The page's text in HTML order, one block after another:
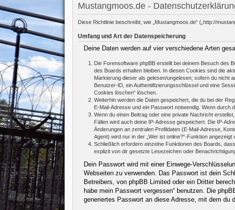
Mustangmoos.de -
Diese Richtlinie beschreibt, wie „Mustangmoos.de“ („http://
Umfang und Art der Datenspeicherung
Deine Daten werden auf vier verschiedene Arten
Die Forensoftware phpBB erstellt bei deinem Besuch des
des Boards erhalten bleiben. In diesen Cookies sind die
Markierung dieser als gelesen/ungelesen; sofern du nicht
Benutzer-ID, ein Authentifizierungsschlüssel und eine
Cookies löschen“ löschen.
Weiterhin werden die Daten gespeichert, die du bei der
E-Mail-Adresse und ein Passwort notwendig. Wenn durch
Wenn du einen Beitrag oder eine private Nachricht
Fällen wird auch deine IP-Adresse gespeichert. Die IP-
Änderungen an zentralen Profildaten (E-Mail-Adresse,
Agent) wird nur in der „Wer ist online?“-Funktion angezeigt
Schließlich erfordern einzelne Funktionen des Boards,
explizit von dir gesetzte Lesezeichen oder
Dein Passwort wird mit einer Einwege-
Webseiten zu verwenden. Das Passwort ist dein
Betreibers, von phpBB Limited oder ein Dritter
habe mein Passwort vergessen“ benutzen. Die
generiertes Passwort an diese Adresse, mit dem du